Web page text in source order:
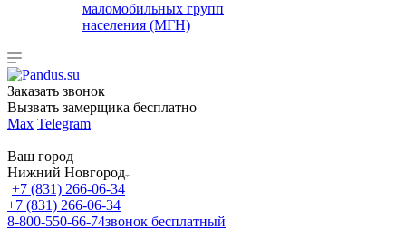
маломобильных групп
населения (МГН)
Заказать звонок
Вызвать замерщика бесплатно
Max Telegram
Ваш город
Нижний Новгород
+7 (831) 266-06-34
+7 (831) 266-06-34
8-800-550-66-74звонок бесплатный